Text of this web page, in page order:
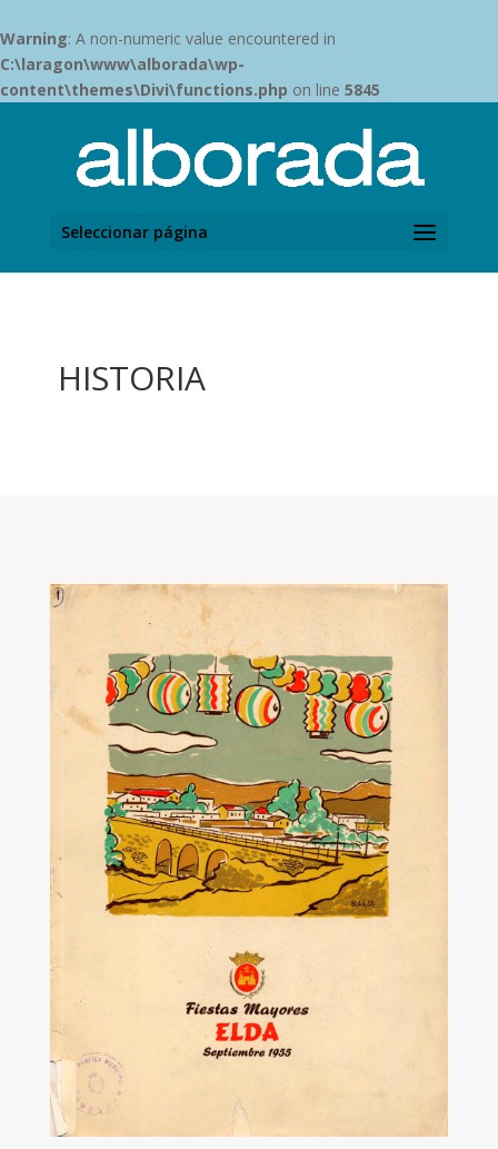
Warning: A non-numeric value encountered in
C:\laragon\www\alborada\wp-
content\themes\Divi\functions.php on line 5845
Seleccionar página
HISTORIA